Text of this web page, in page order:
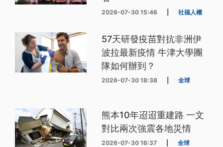
2026-07-30 15:46 社福人權
57天研發疫苗對抗非洲伊
波拉最新疫情 牛津大學團
隊如何辦到？
2026-07-30 18:38 全球
熊本10年迢迢重建路 一文
對比兩次強震各地災情
2026-07-30 16:37 全球